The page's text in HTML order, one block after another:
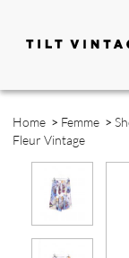
Home > Femme >
Fleur Vintage